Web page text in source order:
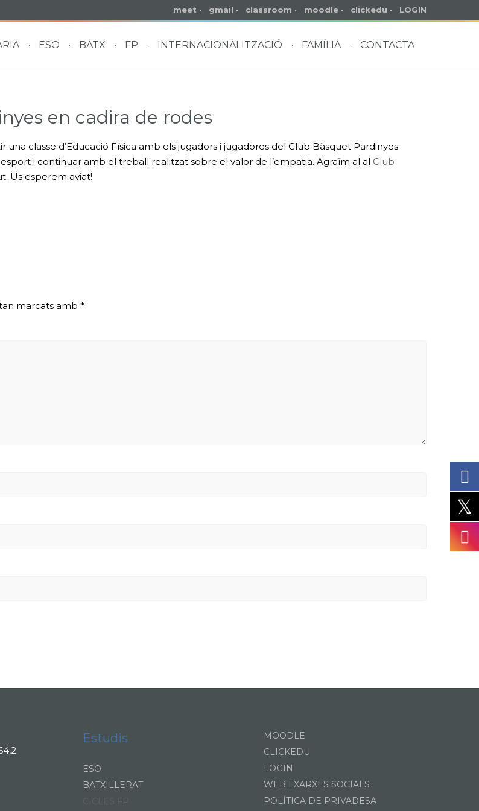
meet · gmail · classroom · moodle · clickedu · LOGIN
ESO BATX FP INTERNACIONALITZACIÓ FAMÍLIA CONTACTA
en cadira de rodes
classe d’Educació Física amb els jugadors i jugadores del Club Bàsquet Pardinyes-
i continuar amb el treball realitzat sobre el valor de l’empatia. Agraïm al al Club
Us esperem aviat!
marcats amb *
Estudis
ESO
BATXILLERAT
MOODLE
CLICKEDU
LOGIN
WEB I XARXES SOCIALS
POLÍTICA DE PRIVADESA